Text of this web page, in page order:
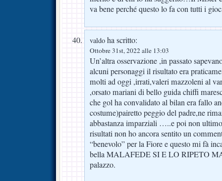
va bene perché questo lo fa con tutti i
valdo ha scritto:
Ottobre 31st, 2022 alle 13:03
Un’altra osservazione ,in passato
alcuni personaggi il risultato era
molti ad oggi ,irrati,valeri mazzoleni al
,orsato mariani di bello guida chiffi
che gol ha convalidato al bilan era fallo
costume)pairetto peggio del padre,ne
abbastanza imparziali …..e poi non
risultati non ho ancora sentito un
“benevolo” per la Fiore e questo mi fà
bella MALAFEDE SI E LO RIPETO
palazzo.